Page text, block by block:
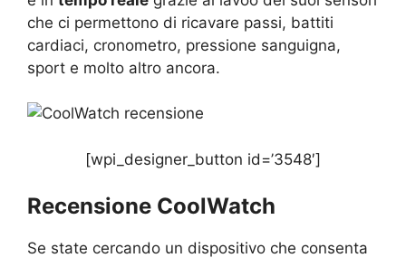
che ci permettono di ricavare passi, battiti
cardiaci, cronometro, pressione sanguigna,
sport e molto altro ancora.
[wpi_designer_button id=’3548′]
Recensione CoolWatch
Se state cercando un dispositivo che consenta